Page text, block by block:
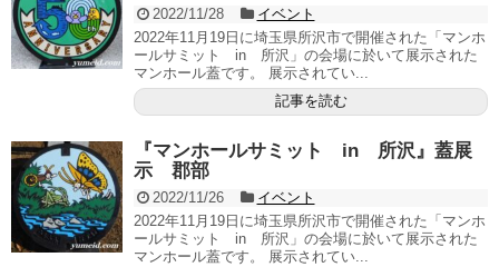
2022/11/28
イベント
2022年11月19日に埼玉県所沢市で開催された「マンホ
ールサミット in 所沢」の会場に於いて展示された
マンホール蓋です。 展示されてい...
記事を読む
『マンホールサミット in 所沢』蓋展
示 郡部
2022/11/26
イベント
2022年11月19日に埼玉県所沢市で開催された「マンホ
ールサミット in 所沢」の会場に於いて展示された
マンホール蓋です。 展示されてい...